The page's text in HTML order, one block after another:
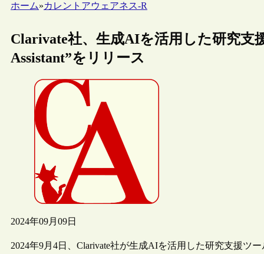
ホーム»カレントアウェアネス-R
Clarivate社、生成AIを活用した研究支
Assistant”をリリース
2024年09月09日
2024年9月4日、Clarivate社が生成AIを活用した研究支援ツー